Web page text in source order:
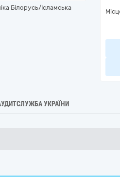
Білорусь/Ісламська
УКРАЇНИ